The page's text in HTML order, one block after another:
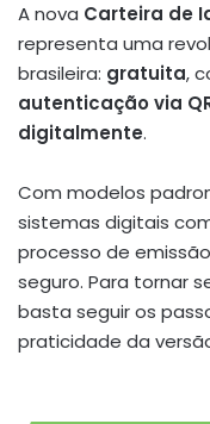
A nova Carteira de
representa uma
brasileira: gratuita,
autenticação via
digitalmente.
Com modelos
sistemas digitais
processo de
seguro. Para tornar
basta seguir os
praticidade da